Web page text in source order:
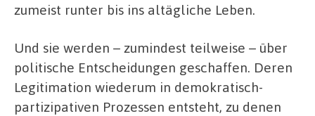
zumeist runter bis ins altägliche Leben.
Und sie werden – zumindest teilweise – über
politische Entscheidungen geschaffen. Deren
Legitimation wiederum in demokratisch-
partizipativen Prozessen entsteht, zu denen